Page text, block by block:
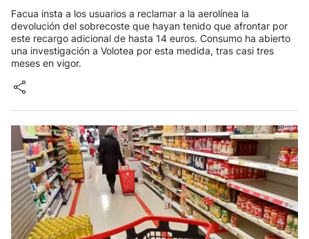
Facua insta a los usuarios a reclamar a la aerolínea la
devolución del sobrecoste que hayan tenido que afrontar por
este recargo adicional de hasta 14 euros. Consumo ha abierto
una investigación a Volotea por esta medida, tras casi tres
meses en vigor.